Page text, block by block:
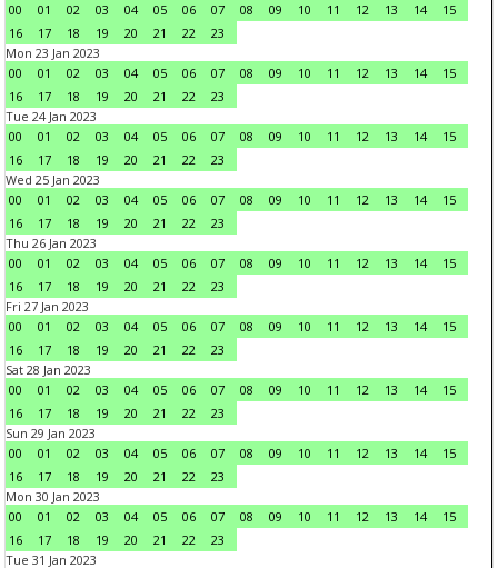
00
01 02 03 04 05 06 07 08 09 10 11 12 13 14
15
16
17 18 19 20 21 22
23
Mon 23 Jan 2023
00
01 02 03 04 05 06 07 08 09 10 11 12 13 14
15
16
17 18 19 20 21 22
23
Tue 24 Jan 2023
00
01 02 03 04 05 06 07 08 09 10 11 12 13 14
15
16
17 18 19 20 21 22
23
Wed 25 Jan 2023
00
01 02 03 04 05 06 07 08 09 10 11 12 13 14
15
16
17 18 19 20 21 22
23
Thu 26 Jan 2023
00
01 02 03 04 05 06 07 08 09 10 11 12 13 14
15
16
17 18 19 20 21 22
23
Fri 27 Jan 2023
00
01 02 03 04 05 06 07 08 09 10 11 12 13 14
15
16
17 18 19 20 21 22
23
Sat 28 Jan 2023
00
01 02 03 04 05 06 07 08 09 10 11 12 13 14
15
16
17 18 19 20 21 22
23
Sun 29 Jan 2023
00
01 02 03 04 05 06 07 08 09 10 11 12 13 14
15
16
17 18 19 20 21 22
23
Mon 30 Jan 2023
00
01 02 03 04 05 06 07 08 09 10 11 12 13 14
15
16
17 18 19 20 21 22
23
Tue 31 Jan 2023